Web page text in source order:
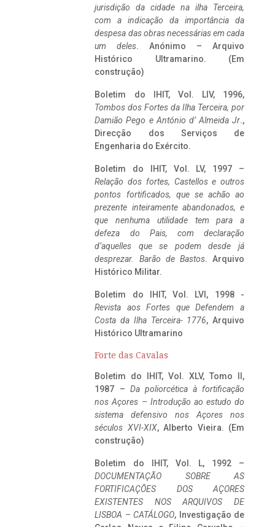
jurisdição da cidade na ilha Terceira,
com a indicação da importância da
despesa das obras necessárias em cada
um deles. Anónimo – Arquivo
Histórico Ultramarino. (Em
construção)
Boletim do IHIT, Vol. LIV, 1996,
Tombos dos Fortes da Ilha Terceira, por
Damião Pego e António d’ Almeida Jr.,
Direcção dos Serviços de
Engenharia do Exército.
Boletim do IHIT, Vol. LV, 1997 –
Relação dos fortes, Castellos e outros
pontos fortificados, que se achão ao
prezente inteiramente abandonados, e
que nenhuma utilidade tem para a
defeza do Pais, com declaração
d’aquelles que se podem desde já
desprezar. Barão de Bastos. Arquivo
Histórico Militar.
Boletim do IHIT, Vol. LVI, 1998 -
Revista aos Fortes que Defendem a
Costa da Ilha Terceira- 1776, Arquivo
Histórico Ultramarino
Forte das Cavalas
Boletim do IHIT, Vol. XLV, Tomo II,
1987 – Da poliorcética à fortificação
nos Açores – Introdução ao estudo do
sistema defensivo nos Açores nos
séculos XVI-XIX, Alberto Vieira. (Em
construção)
Boletim do IHIT, Vol. L, 1992 –
DOCUMENTAÇÃO SOBRE AS
FORTIFICAÇÕES DOS AÇORES
EXISTENTES NOS ARQUIVOS DE
LISBOA – CATÁLOGO, Investigação de